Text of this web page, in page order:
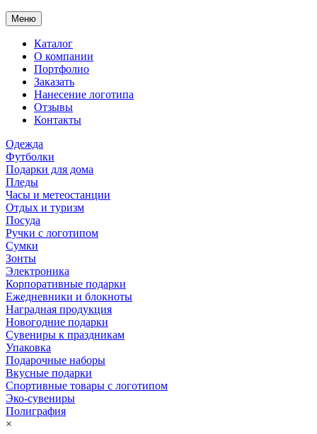
Toggle
navigation
Меню
Каталог
О компании
Портфолио
Заказать
Нанесение логотипа
Отзывы
Контакты
Одежда
Футболки
Подарки для дома
Пледы
Часы и метеостанции
Отдых и туризм
Посуда
Ручки с логотипом
Сумки
Зонты
Электроника
Корпоративные подарки
Ежедневники и блокноты
Наградная продукция
Новогодние подарки
Сувениры к праздникам
Упаковка
Подарочные наборы
Вкусные подарки
Спортивные товары с логотипом
Эко-сувениры
Полиграфия
×